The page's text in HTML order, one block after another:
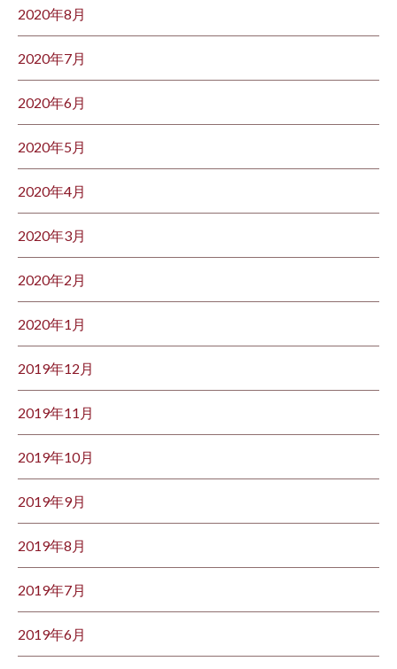
2020年8月
2020年7月
2020年6月
2020年5月
2020年4月
2020年3月
2020年2月
2020年1月
2019年12月
2019年11月
2019年10月
2019年9月
2019年8月
2019年7月
2019年6月